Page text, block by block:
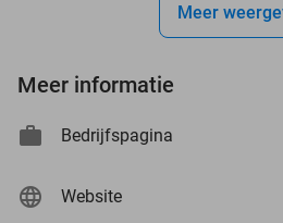
Meer
Meer informatie
Bedrijfspagina
Website